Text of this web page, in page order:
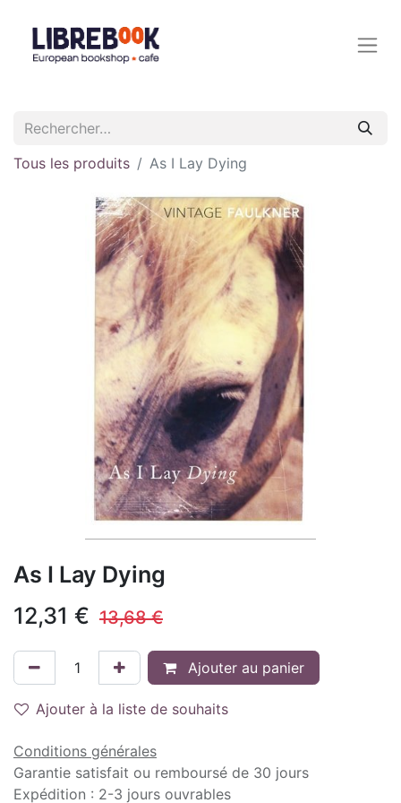
Tous les produits As I Lay Dying
As I Lay Dying
12,31 € 13,68€
Ajouter au panier
Ajouter à la liste de souhaits
Conditions générales
Garantie satisfait ou remboursé de 30 jours
Expédition : 2-3 jours ouvrables